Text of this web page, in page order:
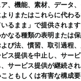
、機能、素材、データ
りまたはこれらに代わ
るまま」で提供されま
なる種類の表明または
び法、慣習、取引過程
ス提供を中止し、サー
サービス提供が継続さ
ともしくは有害な構成